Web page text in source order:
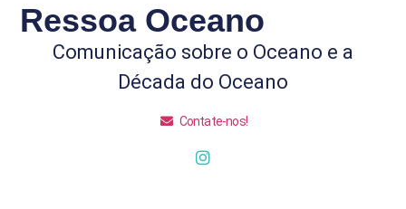
Ressoa Oceano
Comunicação sobre o Oceano e a
Década do Oceano
Contate-nos!